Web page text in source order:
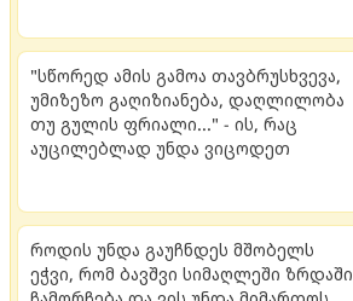
"სწორედ ამის გამოა თავბრუსხვევა,
უმიზეზო გაღიზიანება, დაღლილობა
თუ გულის ფრიალი..." - ის, რაც
აუცილებლად უნდა ვიცოდეთ
როდის უნდა გაუჩნდეს მშობელს
ეჭვი, რომ ბავშვი სიმაღლეში ზრდაში